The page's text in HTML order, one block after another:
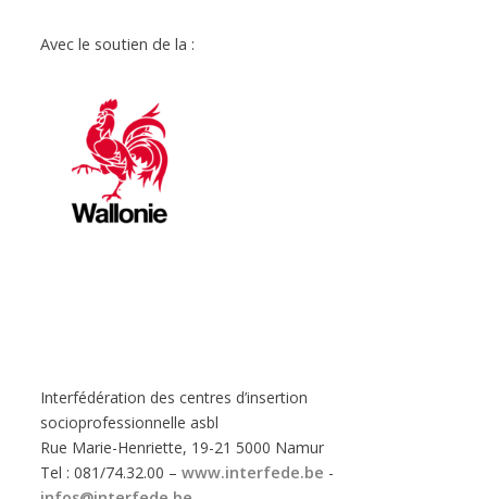
Avec le soutien de la :
Interfédération des centres d’insertion
socioprofessionnelle asbl
Rue Marie-Henriette, 19-21 5000 Namur
Tel : 081/74.32.00 –www.interfede.be -